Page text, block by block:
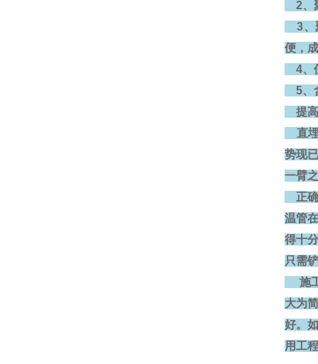
2、
3、
便，
4、
5、
提高
直埋
势现
一臂
正确
温管
得十
只需
施工
大为
好。
用工